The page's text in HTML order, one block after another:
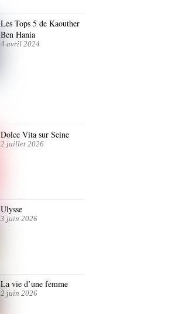
Les Tops 5 de Kaouther
Ben Hania
4 avril 2024
Dolce Vita sur Seine
2 juillet 2026
Ulysse
3 juin 2026
La vie d’une femme
2 juin 2026